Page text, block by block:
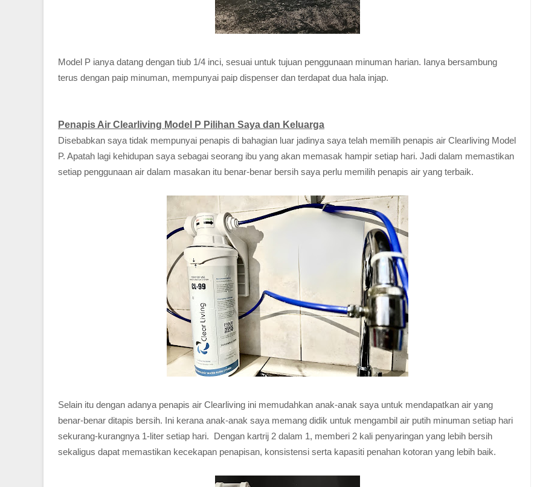
Model P ianya datang dengan tiub 1/4 inci, sesuai untuk tujuan penggunaan minuman harian. Ianya bersambung
terus dengan paip minuman, mempunyai paip dispenser dan terdapat dua hala injap.
Penapis Air Clearliving Model P Pilihan Saya dan Keluarga
Disebabkan saya tidak mempunyai penapis di bahagian luar jadinya saya telah memilih penapis air Clearliving Model
P. Apatah lagi kehidupan saya sebagai seorang ibu yang akan memasak hampir setiap hari. Jadi dalam memastikan
setiap penggunaan air dalam masakan itu benar-benar bersih saya perlu memilih penapis air yang terbaik.
Selain itu dengan adanya penapis air Clearliving ini memudahkan anak-anak saya untuk mendapatkan air yang
benar-benar ditapis bersih. Ini kerana anak-anak saya memang didik untuk mengambil air putih minuman setiap hari
sekurang-kurangnya 1-liter setiap hari. Dengan kartrij 2 dalam 1, memberi 2 kali penyaringan yang lebih bersih
sekaligus dapat memastikan kecekapan penapisan, konsistensi serta kapasiti penahan kotoran yang lebih baik.